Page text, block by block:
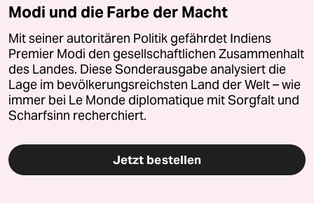
Modi und die Farbe der Macht
Mit seiner autoritären Politik gefährdet Indiens
Premier Modi den gesellschaftlichen Zusammenhalt
des Landes. Diese Sonderausgabe analysiert die
Lage im bevölkerungsreichsten Land der Welt – wie
immer bei Le Monde diplomatique mit Sorgfalt und
Scharfsinn recherchiert.
Jetzt bestellen